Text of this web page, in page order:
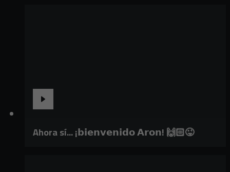
Ahora sí... ¡𝗯𝗶𝗲𝗻𝘃𝗲𝗻𝗶𝗱𝗼 𝗔𝗿𝗼𝗻! 🙌🏻😜